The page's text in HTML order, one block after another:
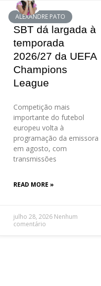
ALEXANDRE PATO
SBT dá largada à
temporada
2026/27 da UEFA
Champions
League
Competição mais
importante do futebol
europeu volta à
programação da emissora
em agosto, com
transmissões
READ MORE »
julho 28, 2026 Nenhum
comentário